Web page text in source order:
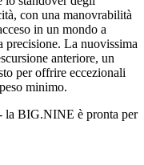
con una manovrabilità
in un mondo a
precisione. La nuovissima
anteriore, un
per offrire eccezionali
minimo.
la BIG.NINE è pronta per